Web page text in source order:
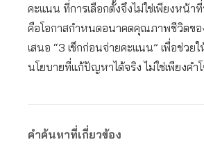
คะแนน ที่การเลือกตั้งจึงไม่ใช่เพียงหน้า
คือโอกาสกำหนดอนาคตคุณภาพชีวิตขอ
เสนอ “3 เช็กก่อนจ่ายคะแนน” เพื่อช่วยใ
นโยบายที่แก้ปัญหาได้จริง ไม่ใช่เพียงค
คำค้นหาที่เกี่ยวข้อง